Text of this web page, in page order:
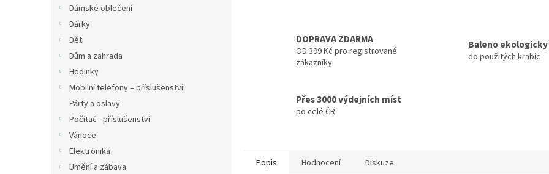
Dámské oblečení
Dárky
Děti
Dům a zahrada
Hodinky
Mobilní telefony – příslušenství
Párty a oslavy
Počítač - příslušenství
Vánoce
Elektronika
Umění a zábava
DOPRAVA ZDARMA
OD 399 Kč pro registrované
zákazníky
Baleno ekologicky
do použitých krabic
Přes 3000 výdejních míst
po celé ČR
Popis Hodnocení Diskuze